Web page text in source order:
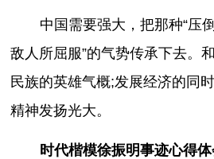
中国需要强大，把那种“压
敌人所屈服”的气势传承下去。
民族的英雄气概;发展经济的同
精神发扬光大。
时代楷模徐振明事迹心得体